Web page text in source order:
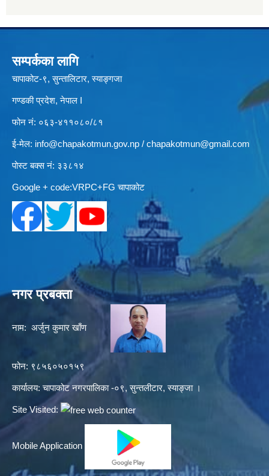
सम्पर्कका लागि
चापाकोट-९, सुन्तालिटार, स्याङ्गजा
गण्डकी प्रदेश, नेपाल I
फोन नं: ०६३-४११०८०/८१
ई-मेल: info@chapakotmun.gov.np / chapakotmun@gmail.com
पोस्ट बक्स नं: ३३८१४
Google + code:VRPC+FG चापाकोट
नगर प्रबक्ता
नाम: अर्जुन कुमार खाँण
फोन: ९८५६०५०१५९
कार्यालय: चापाकोट नगरपालिका -०९, सुन्तलीटार, स्याङ्जा ।
Site Visited:
Mobile Application